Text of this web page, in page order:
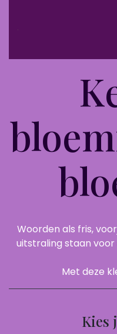
Woorden als fris,
uitstraling staan
Met deze
Kies